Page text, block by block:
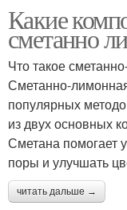
Какие
сметанно
Что такое
Сметанно-
популярных
из двух основных
Сметана помогает
поры и улучшать
читать дальше →